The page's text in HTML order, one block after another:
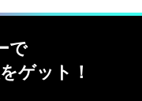
で
ゲット！